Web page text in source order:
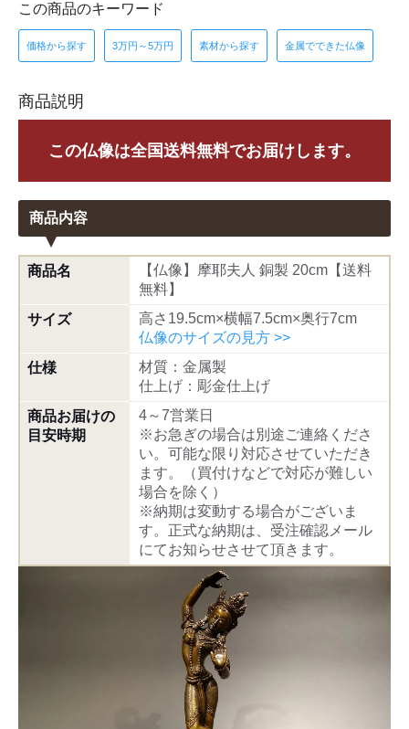
この商品のキーワード
価格から探す 3万円～5万円 素材から探す 金属でできた仏像
商品説明
この仏像は全国送料無料でお届けします。
商品内容
商品名
【仏像】摩耶夫人 銅製 20cm【送料
無料】
サイズ
高さ19.5cm×横幅7.5cm×奥行7cm
仏像のサイズの見方 >>
仕様
材質：金属製
仕上げ：彫金仕上げ
商品お届けの
目安時期
4～7営業日
※お急ぎの場合は別途ご連絡くださ
い。可能な限り対応させていただき
ます。（買付けなどで対応が難しい
場合を除く）
※納期は変動する場合がございま
す。正式な納期は、受注確認メール
にてお知らせさせて頂きます。